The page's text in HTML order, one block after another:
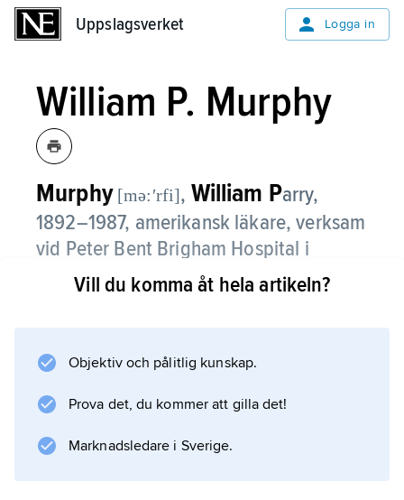
Uppslagsverket Logga in
William P. Murphy
Murphy [mə:ʹrfi], William Parry,
1892–1987, amerikansk läkare, verksam
vid Peter Bent Brigham Hospital i
Boston och vid Harvard University.
gynnsamma verkan av leverdiet vid perniciös
års Nobelpris i medicin.
Vill du komma åt hela artikeln?
Objektiv och pålitlig kunskap.
Prova det, du kommer att gilla det!
Marknadsledare i Sverige.